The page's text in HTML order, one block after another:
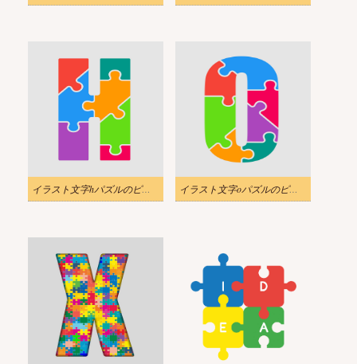
イラスト文字hパズルのピースpng イラスト文字oパズルのピースpng